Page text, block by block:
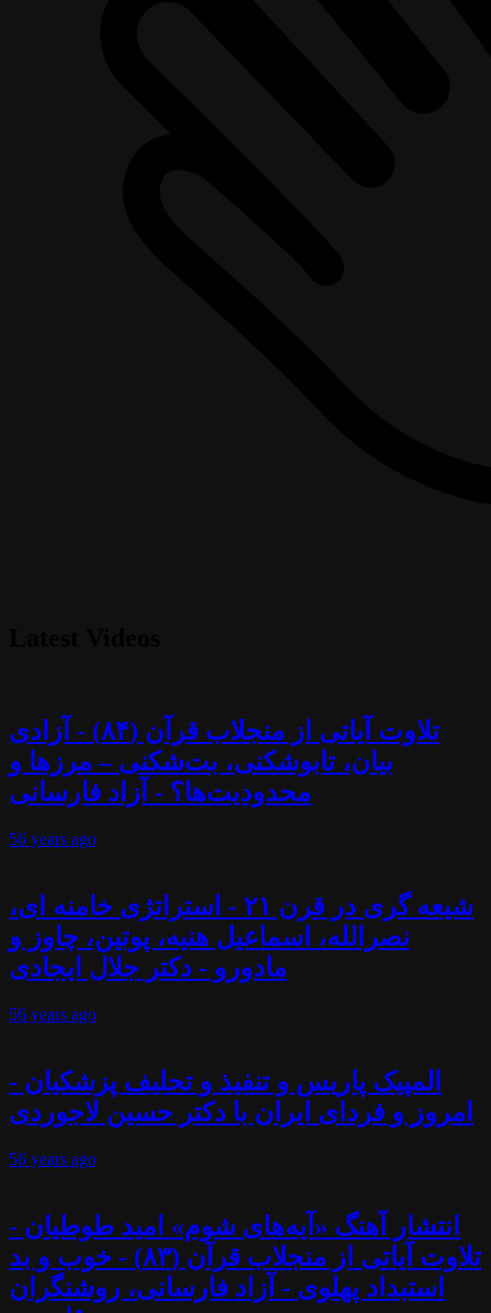
تلاوت آیاتی از منجلاب قرآن (۸۴) - آزادی
بیان، تابوشکنی، بت‌شکنی – مرزها و
محدودیت‌ها؟ - آزاد فارسانی
56 years ago
شیعه گری در قرن ۲۱ - استراتژی خامنه ای،
نصرالله، اسماعیل هنیه، پوتین، چاوز و
مادورو - دکتر جلال ایجادی
56 years ago
المپیک پاریس و تنفیذ و تحلیف پزشکیان -
امروز و فردای ایران با دکتر حسین لاجوردی
56 years ago
انتشار آهنگ «آیه‌های شوم» امید طوطیان -
تلاوت آیاتی از منجلاب قرآن (۸۳) - خوب و بد
استبداد پهلوی - آزاد فارسانی، روشنگران